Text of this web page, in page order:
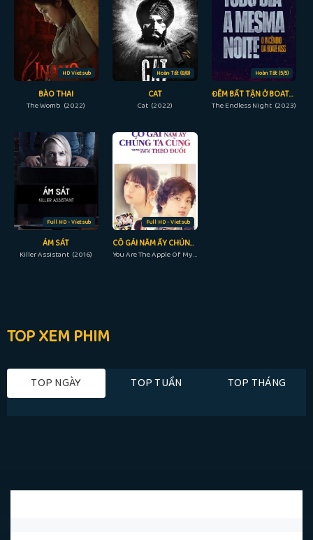
HD Vietsub
BÀO THAI
The Womb (2022)
Hoàn Tất (8/8)
CAT
Cat (2022)
Hoàn Tất (5/5)
ĐÊM BẤT TẬN Ở BOATE KISS
The Endless Night (2023)
Full HD - Vietsub
ÁM SÁT
Killer Assistant (2016)
Full HD - Vietsub
CÔ GÁI NĂM ẤY CHÚNG TA CÙNG THEO ĐUỔI
You Are The Apple Of My Eye (2018)
TOP XEM PHIM
TOP NGÀY TOP TUẦN TOP THÁNG